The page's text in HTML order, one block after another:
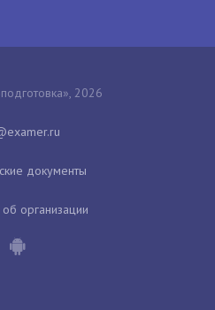
2026
документы
организации